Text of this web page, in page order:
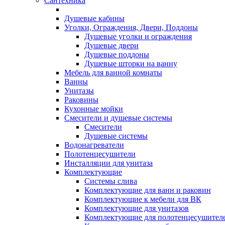
Душевые кабины
Уголки, Ограждения, Двери, Поддоны
Душевые уголки и ограждения
Душевые двери
Душевые поддоны
Душевые шторки на ванну
Мебель для ванной комнаты
Ванны
Унитазы
Раковины
Кухонные мойки
Смесители и душевые системы
Смесители
Душевые системы
Водонагреватели
Полотенцесушители
Инсталляции для унитаза
Комплектующие
Системы слива
Комплектующие для ванн и раковин
Комплектующие к мебели для ВК
Комплектующие для унитазов
Комплектующие для